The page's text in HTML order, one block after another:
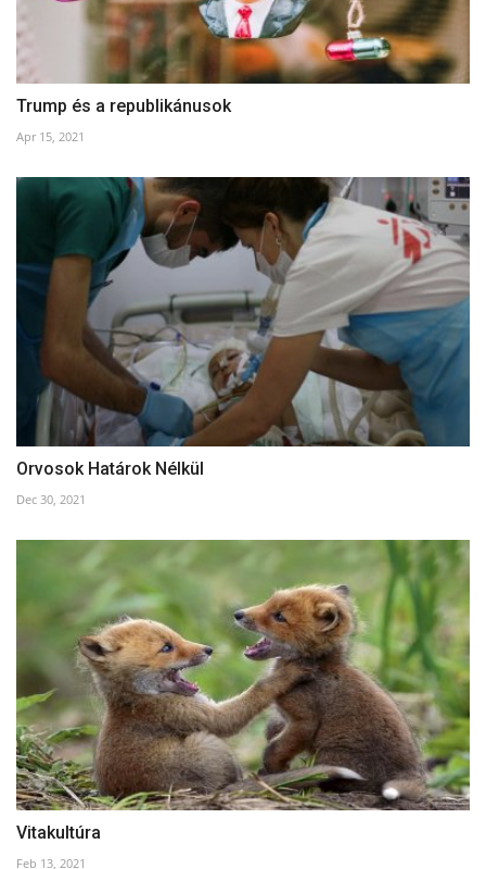
Trump és a republikánusok
Apr 15, 2021
Orvosok Határok Nélkül
Dec 30, 2021
Vitakultúra
Feb 13, 2021